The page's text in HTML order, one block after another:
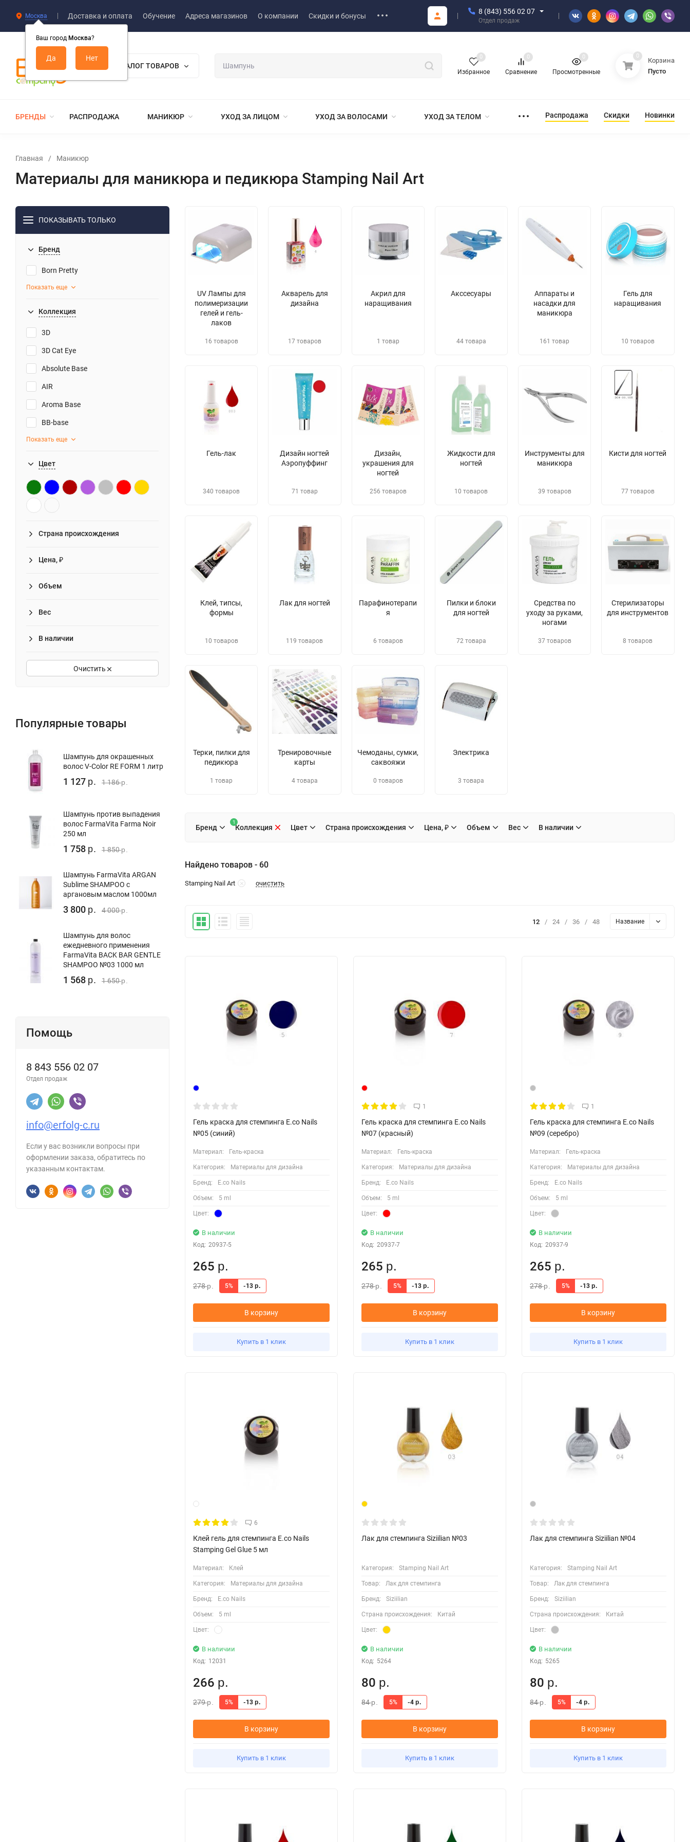
Москва
Ваш город Москва?
Доставка и оплата Обучение Адреса магазинов О компании Скидки и бонусы
8 (843) 556 02 07
Отдел продаж
КАТАЛОГ ТОВАРОВ
Избранное
0
Сравнение
0
Просмотренные
0 0
Корзина
Пусто
БРЕНДЫ РАСПРОДАЖА МАНИКЮР УХОД ЗА ЛИЦОМ УХОД ЗА ВОЛОСАМИ УХОД ЗА ТЕЛОМ Распродажа Скидки Новинки
Главная / Маникюр
Материалы для маникюра и педикюра Stamping Nail Art
ПОКАЗЫВАТЬ ТОЛЬКО
Бренд
Born Pretty
Показать еще
Коллекция
3D
3D Cat Eye
Absolute Base
AIR
Aroma Base
BB-base
Показать еще
Цвет
Страна происхождения
Цена, ₽
Объем
Вес
В наличии
Очистить
Популярные товары
Шампунь для окрашенных
волос V-Color RE FORM 1 литр
1 127 р. 1 186р.
Шампунь против выпадения
волос FarmaVita Farma Noir
250 мл
1 758 р. 1 850р.
Шампунь FarmaVita ARGAN
Sublime SHAMPOO с
аргановым маслом 1000мл
3 800 р. 4 000р.
Шампунь для волос
ежедневного применения
FarmaVita BACK BAR GENTLE
SHAMPOO №03 1000 мл
1 568 р. 1 650р.
Помощь
8 843 556 02 07
Отдел продаж
info@erfolg-c.ru
Если у вас возникли вопросы при
оформлении заказа, обратитесь по
указанным контактам.
UV Лампы для
полимеризации
гелей и гель-
лаков
16 товаров
Акварель для
дизайна
17 товаров
Акрил для
наращивания
1 товар
Акссесуары
44 товара
Аппараты и
насадки для
маникюра
161 товар
Гель для
наращивания
10 товаров
Гель-лак
340 товаров
Дизайн ногтей
Аэропуффинг
71 товар
Дизайн,
украшения для
ногтей
256 товаров
​Жидкости для
ногтей
10 товаров
​Инструменты для
маникюра
39 товаров
​Кисти для ногтей
77 товаров
Клей, типсы,
формы
10 товаров
Лак для ногтей
119 товаров
Парафинотерапи
я
6 товаров
​Пилки и блоки
для ногтей
72 товара
Средства по
уходу за руками,
ногами
37 товаров
Стерилизаторы
для инструментов
8 товаров
Терки, пилки для
педикюра
1 товар
Тренировочные
карты
4 товара
Чемоданы, сумки,
саквояжи
0 товаров
Электрика
3 товара
Бренд Коллекция
1
Цвет Страна происхождения Цена, ₽ Объем Вес В наличии
Найдено товаров - 60
Stamping Nail Art очистить
12 / 24 / 36 / 48 Название
Гель краска для стемпинга E.co Nails
№05 (синий)
Материал: Гель-краска
Категория: Материалы для дизайна
Бренд: E.co Nails
Объем: 5 ml
Цвет:
В наличии
Код: 20937-5
265 р.
278р. 5% -13 р.
В корзину
Купить в 1 клик
1
Гель краска для стемпинга E.co Nails
№07 (красный)
Материал: Гель-краска
Категория: Материалы для дизайна
Бренд: E.co Nails
Объем: 5 ml
Цвет:
В наличии
Код: 20937-7
265 р.
278р. 5% -13 р.
В корзину
Купить в 1 клик
1
Гель краска для стемпинга E.co Nails
№09 (серебро)
Материал: Гель-краска
Категория: Материалы для дизайна
Бренд: E.co Nails
Объем: 5 ml
Цвет:
В наличии
Код: 20937-9
265 р.
278р. 5% -13 р.
В корзину
Купить в 1 клик
6
Клей гель для стемпинга E.co Nails
Stamping Gel Glue 5 мл
Материал: Клей
Категория: Материалы для дизайна
Бренд: E.co Nails
Объем: 5 ml
Цвет:
В наличии
Код: 12031
266 р.
279р. 5% -13 р.
В корзину
Купить в 1 клик
Лак для стемпинга Siziilian №03
Категория: Stamping Nail Art
Товар: Лак для стемпинга
Бренд: Siziilian
Страна происхождения: Китай
Цвет:
В наличии
Код: 5264
80 р.
84р. 5% -4 р.
В корзину
Купить в 1 клик
Лак для стемпинга Siziilian №04
Категория: Stamping Nail Art
Товар: Лак для стемпинга
Бренд: Siziilian
Страна происхождения: Китай
Цвет:
В наличии
Код: 5265
80 р.
84р. 5% -4 р.
В корзину
Купить в 1 клик